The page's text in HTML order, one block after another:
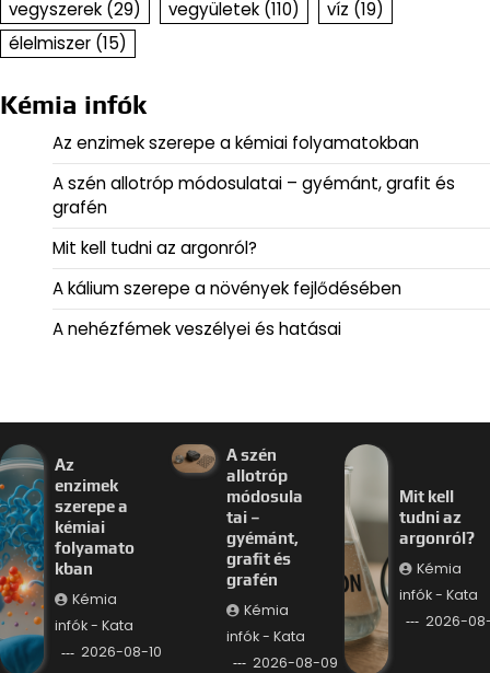
vegyszerek (29) vegyületek (110) víz (19)
élelmiszer (15)
Kémia infók
Az enzimek szerepe a kémiai folyamatokban
A szén allotróp módosulatai – gyémánt, grafit és
grafén
Mit kell tudni az argonról?
A kálium szerepe a növények fejlődésében
A nehézfémek veszélyei és hatásai
Az
enzimek
szerepe a
kémiai
folyamato
kban
Kémia
infók - Kata
2026-08-10
A szén
allotróp
módosula
tai –
gyémánt,
grafit és
grafén
Kémia
infók - Kata
2026-08-09
Mit kell
tudni az
argonról?
Kémia
infók - Kata
2026-